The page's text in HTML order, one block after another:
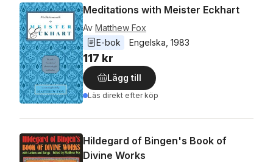
Meditations with Meister Eckhart
Av Matthew Fox
E-bok
Engelska 1983
117 kr
Lägg till
Läs direkt efter köp
Hildegard of Bingen's Book of
Divine Works